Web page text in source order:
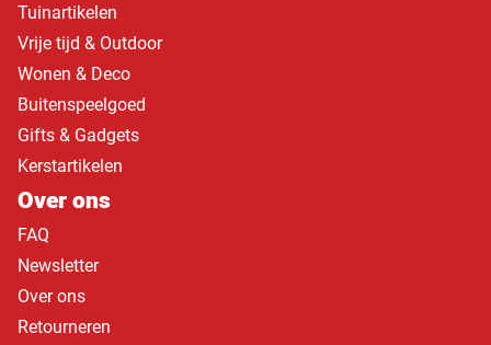
Tuinartikelen
Vrije tijd & Outdoor
Wonen & Deco
Buitenspeelgoed
Gifts & Gadgets
Kerstartikelen
Over ons
FAQ
Newsletter
Over ons
Retourneren